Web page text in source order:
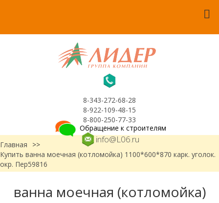
8-343-272-68-28
8-922-109-48-15
8-800-250-77-33
info@L06.ru
Обращение к строителям
Главная
>>
Купить ванна моечная (котломойка) 1100*600*870 карк. уголок.
окр. Пер59816
ванна моечная (котломойка)